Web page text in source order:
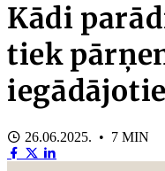
Kādi
tiek
26.06.2025. • 7 MIN